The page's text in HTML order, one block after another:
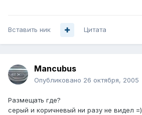
Вставить ник Цитата
Mancubus
Опубликовано 26 октября, 2005
Размещать где?
серый и коричневый ни разу не видел =)